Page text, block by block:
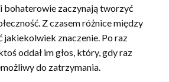
bohaterowie zaczynają tworzyć
Z czasem różnice między
jakiekolwiek znaczenie. Po raz
oddał im głos, który, gdy raz
do zatrzymania.